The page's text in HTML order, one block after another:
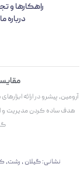
راهکارها و
درباره ما
آرومین، پیشرو در ارائه
هدف ساده کردن مدیریت و
نشانی: گیلان ، رشت، کیلومتر 7 جاده رشت انزلی، مجتمع